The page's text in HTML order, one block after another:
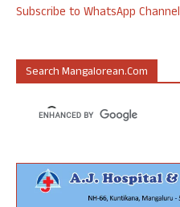
Subscribe to WhatsApp Channel
Search Mangalorean.com